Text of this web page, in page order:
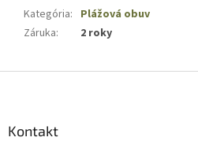
Kategória: Plážová obuv
Záruka: 2 roky
Kontakt